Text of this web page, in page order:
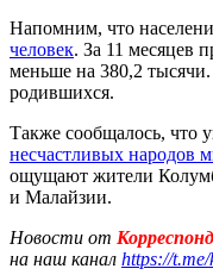
Напомним, что
человек. За 11 месяцев
меньше на 380,2
родившихся.
Также сообщалось, что
несчастливых народов
ощущают жители
и Малайзии.
Новости от
на наш канал https://